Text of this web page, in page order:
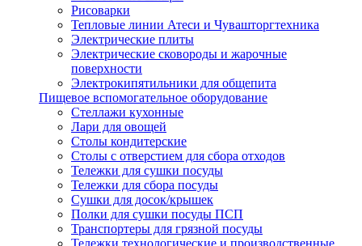
Рисоварки
Тепловые линии Атеси и Чувашторгтехника
Электрические плиты
Электрические сковороды и жарочные
поверхности
Электрокипятильники для общепита
Пищевое вспомогательное оборудование
Стеллажи кухонные
Лари для овощей
Столы кондитерские
Столы с отверстием для сбора отходов
Тележки для сушки посуды
Тележки для сбора посуды
Сушки для досок/крышек
Полки для сушки посуды ПСП
Транспортеры для грязной посуды
Тележки технологические и производственные